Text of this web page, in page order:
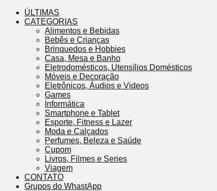
ÚLTIMAS
CATEGORIAS
Alimentos e Bebidas
Bebês e Crianças
Brinquedos e Hobbies
Casa, Mesa e Banho
Eletrodomésticos, Utensílios Domésticos
Móveis e Decoração
Eletrônicos, Áudios e Videos
Games
Informática
Smartphone e Tablet
Esporte, Fitness e Lazer
Moda e Calçados
Perfumes, Beleza e Saúde
Cupom
Livros, Filmes e Series
Viagem
CONTATO
Grupos do WhastApp